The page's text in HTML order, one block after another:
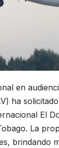
en
ha
El
La
brindando